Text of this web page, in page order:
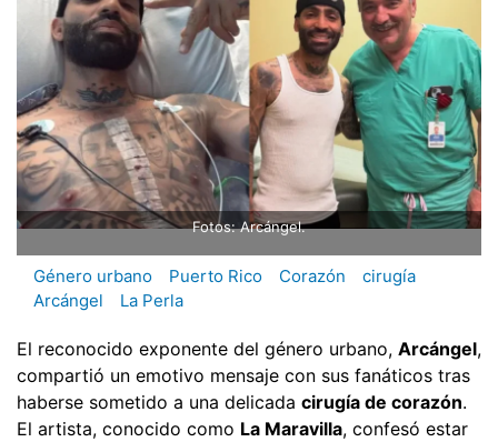
Fotos: Arcángel.
Género urbano Puerto Rico Corazón
cirugía
Arcángel
La Perla
El reconocido exponente del género urbano, Arcángel,
compartió un emotivo mensaje con sus fanáticos tras
haberse sometido a una delicada cirugía de corazón.
El artista, conocido como La Maravilla, confesó estar